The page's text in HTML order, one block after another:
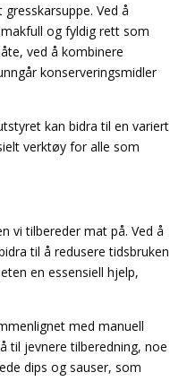
Ved å
og fyldig rett som
ved å kombinere
konserveringsmidler
kan bidra til en variert
verktøy for alle som
vi tilbereder mat på. Ved å
til å redusere tidsbruken
en essensiell hjelp,
med manuell
til jevnere tilberedning, noe
dips og sauser, som